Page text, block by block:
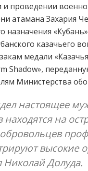
и проведении
атамана Захария
назначения
казачьего
медали
Shadow»,
Министерства
настоящее
находятся на
высокие
Николай Долуда.